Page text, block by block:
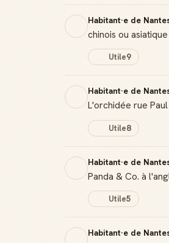
Habitant·e de
chinois ou
Utile9
Habitant·e de
L'orchidée rue
Utile8
Habitant·e de
Panda & Co. à
Utile5
Habitant·e de